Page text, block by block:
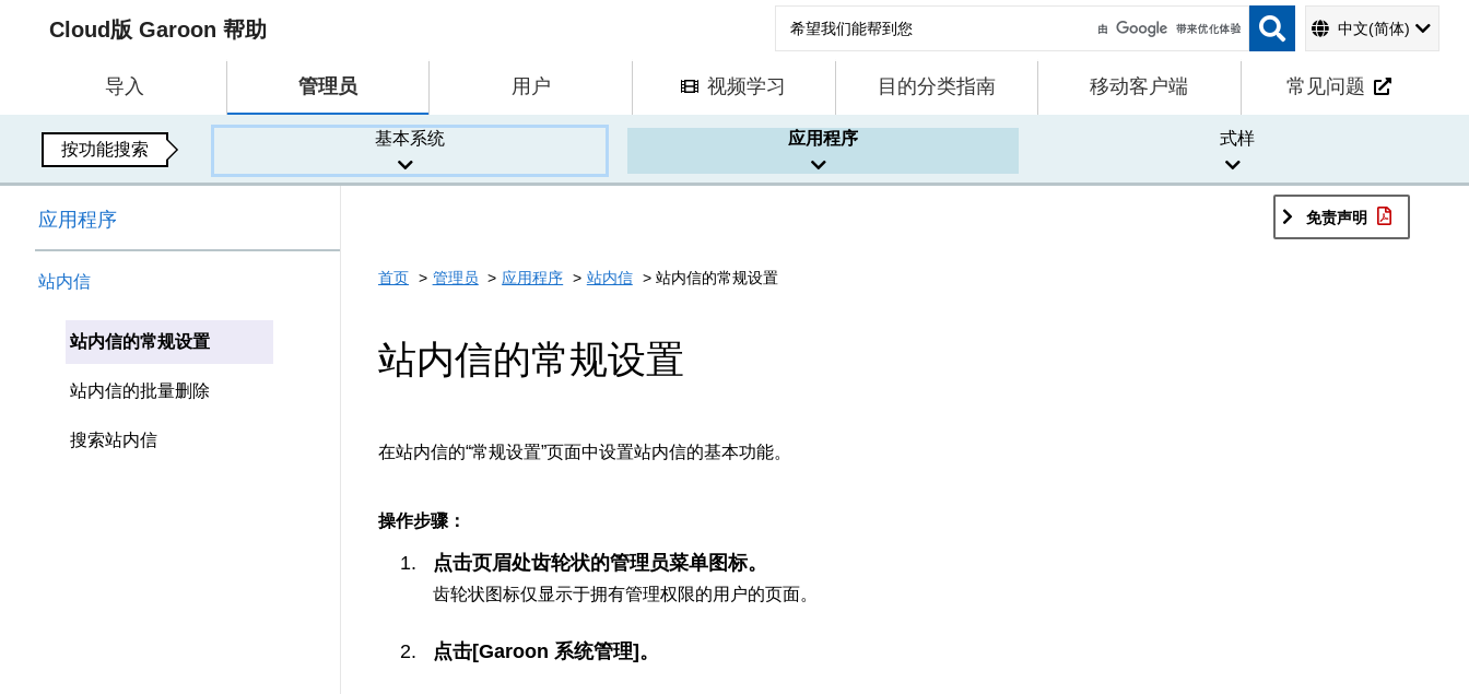
Cloud版 Garoon 帮助 中文(简体)
导入 管理员 用户 视频学习 目的分类指南 移动客户端 常见问题
按功能搜索
基本系统 应用程序 式样
应用程序
站内信
站内信的常规设置
站内信的批量删除
搜索站内信
免责声明
首页 管理员 应用程序 站内信 站内信的常规设置
站内信的常规设置
在站内信的“常规设置”页面中设置站内信的基本功能。
操作步骤：
点击页眉处齿轮状的管理员菜单图标。
齿轮状图标仅显示于拥有管理权限的用户的页面。
点击[Garoon 系统管理]。